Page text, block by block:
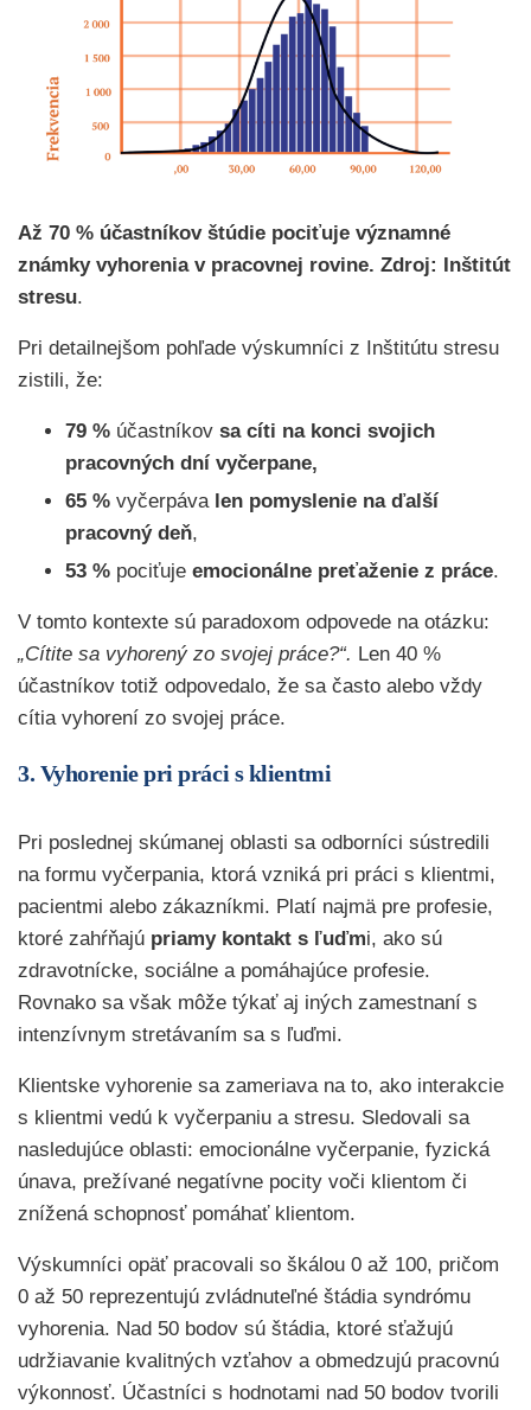
Až 70 % účastníkov štúdie pociťuje významné
známky vyhorenia v pracovnej rovine. Zdroj: Inštitút
stresu.
Pri detailnejšom pohľade výskumníci z Inštitútu stresu
zistili, že:
79 % účastníkov sa cíti na konci svojich
pracovných dní vyčerpane,
65 % vyčerpávalen pomyslenie na ďalší
pracovný deň,
53 % pociťuje emocionálne preťaženie z práce.
V tomto kontexte sú paradoxom odpovede na otázku:
„Cítite sa vyhorený zo svojej práce?“. Len 40 %
účastníkov totiž odpovedalo, že sa často alebo vždy
cítia vyhorení zo svojej práce.
3. Vyhorenie pri práci s klientmi
Pri poslednej skúmanej oblasti sa odborníci sústredili
na formu vyčerpania, ktorá vzniká pri práci s klientmi,
pacientmi alebo zákazníkmi. Platí najmä pre profesie,
ktoré zahŕňajú priamy kontakt s ľuďmi, ako sú
zdravotnícke, sociálne a pomáhajúce profesie.
Rovnako sa však môže týkať aj iných zamestnaní s
intenzívnym stretávaním sa s ľuďmi.
Klientske vyhorenie sa zameriava na to, ako interakcie
s klientmi vedú k vyčerpaniu a stresu. Sledovali sa
nasledujúce oblasti: emocionálne vyčerpanie, fyzická
únava, prežívané negatívne pocity voči klientom či
znížená schopnosť pomáhať klientom.
Výskumníci opäť pracovali so škálou 0 až 100, pričom
0 až 50 reprezentujú zvládnuteľné štádia syndrómu
vyhorenia. Nad 50 bodov sú štádia, ktoré sťažujú
udržiavanie kvalitných vzťahov a obmedzujú pracovnú
výkonnosť. Účastníci s hodnotami nad 50 bodov tvorili